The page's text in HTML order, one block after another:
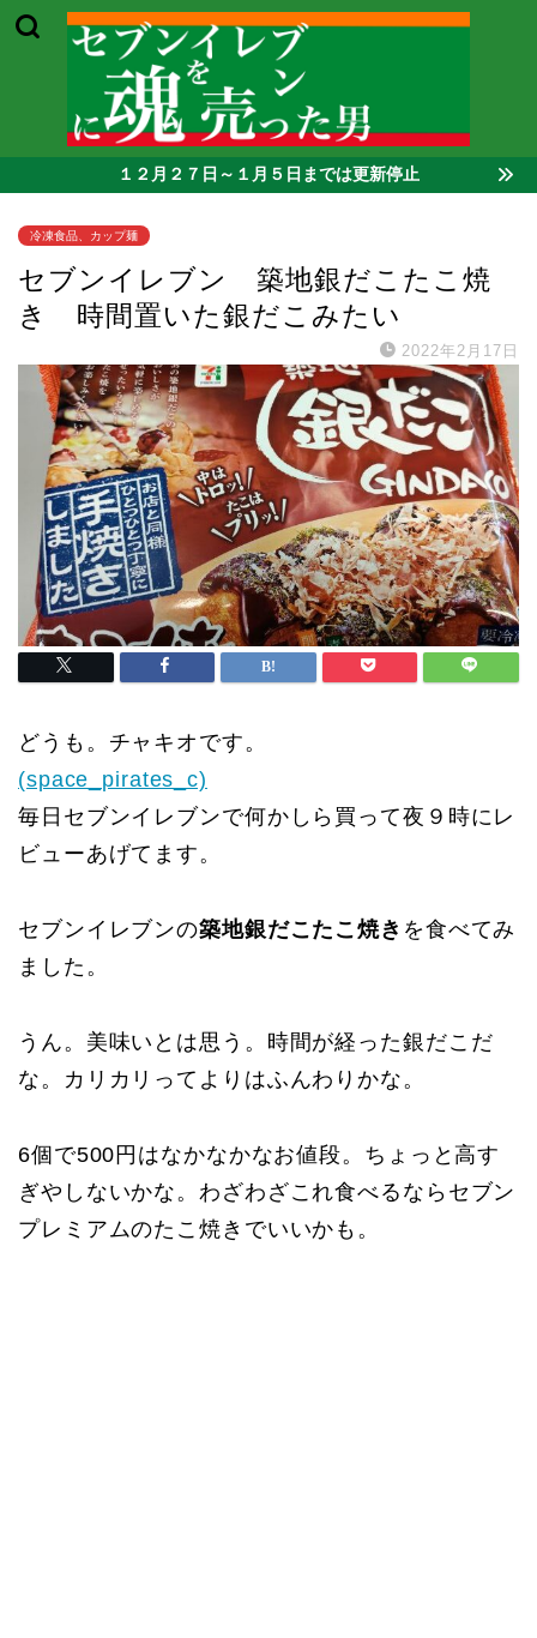
１２月２７日～１月５日までは更新停止
冷凍食品、カップ麺
セブンイレブン 築地銀だこたこ焼
き 時間置いた銀だこみたい
2022年2月17日
どうも。チャキオです。
(space_pirates_c)
毎日セブンイレブンで何かしら買って夜９時にレ
ビューあげてます。
セブンイレブンの築地銀だこたこ焼き を食べてみ
ました。
うん。美味いとは思う。時間が経った銀だこだ
な。カリカリってよりはふんわりかな。
6個で500円はなかなかなお値段。ちょっと高す
ぎやしないかな。わざわざこれ食べるならセブン
プレミアムのたこ焼きでいいかも。